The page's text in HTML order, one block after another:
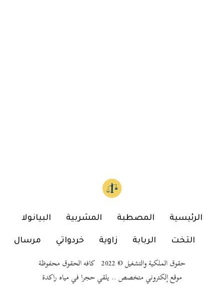
الرئيسية المصطبة المشربية البيانولا
التخت الربابة زاوية خردواتي مرسال
حقوق الملكية والتشغيل © 2022 كافه الحقوق محفوظة
موقع إلكتروني متخصص .. يلقي حجرا في مياه راكدة